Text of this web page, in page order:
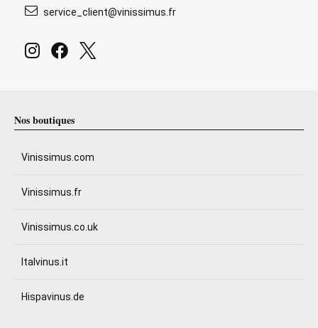
service_client@vinissimus.fr
Nos boutiques
Vinissimus.com
Vinissimus.fr
Vinissimus.co.uk
Italvinus.it
Hispavinus.de